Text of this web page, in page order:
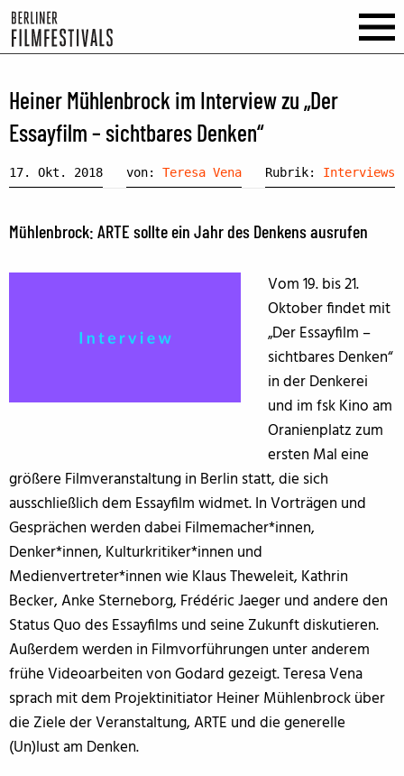
Heiner Mühlenbrock im Interview zu „Der
Essayfilm – sichtbares Denken“
17. Okt. 2018 von: Teresa Vena Rubrik: Interviews
Mühlenbrock: ARTE sollte ein Jahr des Denkens ausrufen
Vom 19. bis 21.
Oktober findet mit
„Der Essayfilm –
sichtbares Denken“
in der Denkerei
und im fsk Kino am
Oranienplatz zum
ersten Mal eine
größere Filmveranstaltung in Berlin statt, die sich
ausschließlich dem Essayfilm widmet. In Vorträgen und
Gesprächen werden dabei Filmemacher*innen,
Denker*innen, Kulturkritiker*innen und
Medienvertreter*innen wie Klaus Theweleit, Kathrin
Becker, Anke Sterneborg, Frédéric Jaeger und andere den
Status Quo des Essayfilms und seine Zukunft diskutieren.
Außerdem werden in Filmvorführungen unter anderem
frühe Videoarbeiten von Godard gezeigt. Teresa Vena
sprach mit dem Projektinitiator Heiner Mühlenbrock über
die Ziele der Veranstaltung, ARTE und die generelle
(Un)lust am Denken.